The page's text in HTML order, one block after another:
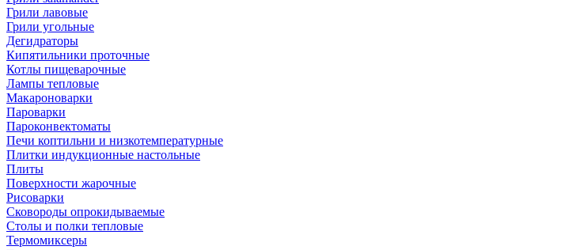
Грили лавовые
Грили угольные
Дегидраторы
Кипятильники проточные
Котлы пищеварочные
Лампы тепловые
Макароноварки
Пароварки
Пароконвектоматы
Печи коптильни и низкотемпературные
Плитки индукционные настольные
Плиты
Поверхности жарочные
Рисоварки
Сковороды опрокидываемые
Столы и полки тепловые
Термомиксеры